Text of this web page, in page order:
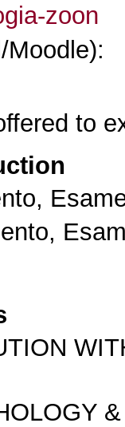
zoon
Moodle):
to